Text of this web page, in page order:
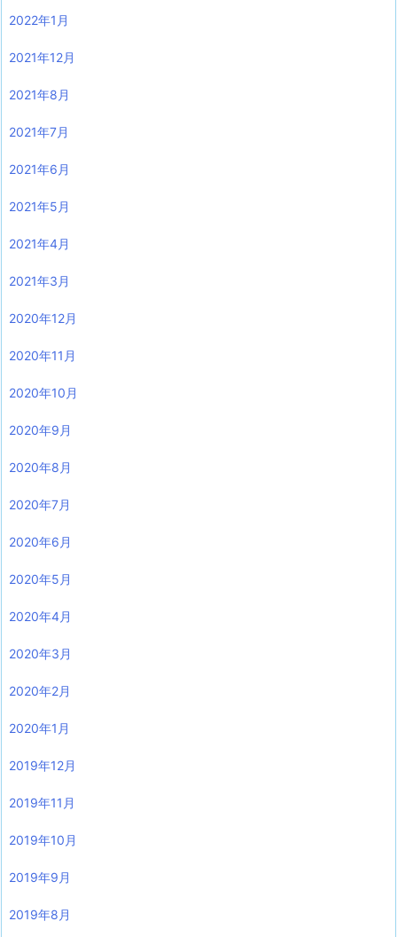
2022年1月
2021年12月
2021年8月
2021年7月
2021年6月
2021年5月
2021年4月
2021年3月
2020年12月
2020年11月
2020年10月
2020年9月
2020年8月
2020年7月
2020年6月
2020年5月
2020年4月
2020年3月
2020年2月
2020年1月
2019年12月
2019年11月
2019年10月
2019年9月
2019年8月